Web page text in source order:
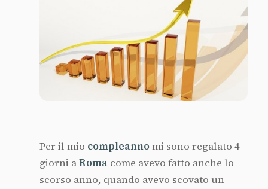
Per il mio compleannomi sono regalato 4
giorni aRomacome avevo fatto anche lo
scorso anno, quando avevo scovato un